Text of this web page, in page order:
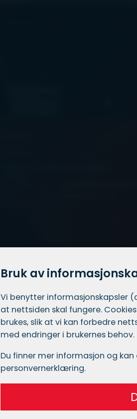
Bruk av
Vi benytter informasjons­kapsler
at nettsiden skal fungere.
brukes, slik at vi kan forbedre
med endringer i brukernes behov.
Du finner mer informasjon og
personvernerklæring.